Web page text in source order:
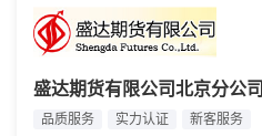
盛达期货有限公司北京分公司
品质服务 实力认证
新客服务